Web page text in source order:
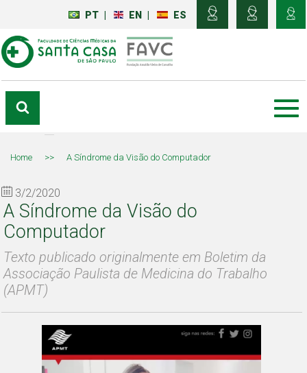
PT EN ES
Home >> A Síndrome da Visão do Computador
3/2/2020
A Síndrome da Visão do
Computador
Texto publicado originalmente em Boletim da
Associação Paulista de Medicina do Trabalho
(APMT)